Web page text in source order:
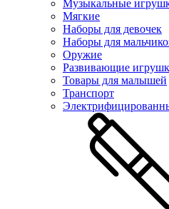
Музыкальные
Мягкие
Наборы для девочек
Наборы для
Оружие
Развивающие
Товары для малышей
Транспорт